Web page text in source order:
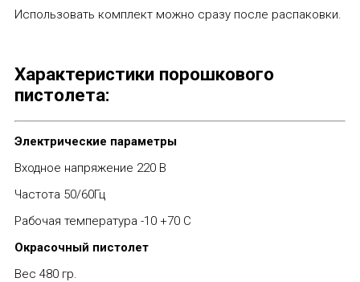
Использовать комплект можно сразу после распаковки.
Характеристики порошкового
пистолета:
Электрические параметры
Входное напряжение 220 В
Частота 50/60Гц
Рабочая температура -10 +70 С
Окрасочный пистолет
Вес 480 гр.